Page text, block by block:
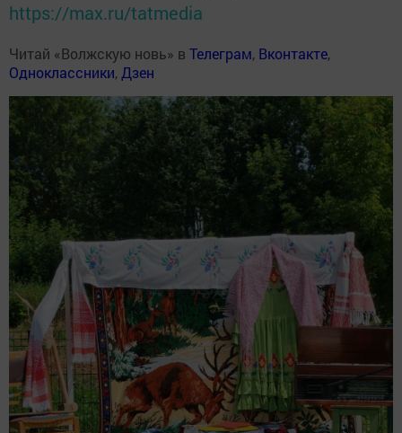
https://max.ru/tatmedia
Читай «Волжскую новь» в Телеграм, Вконтакте,
Одноклассники,Дзен